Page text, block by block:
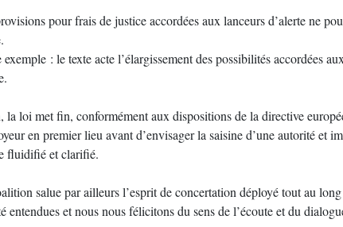
pour frais de justice accordées aux lanceurs d’alerte ne
: le texte acte l’élargissement des possibilités accordées
la loi met fin, conformément aux dispositions de la directive
en premier lieu avant d’envisager la saisine d’une autorité et
fluidifié et clarifié.
salue par ailleurs l’esprit de concertation déployé tout au
entendues et nous nous félicitons du sens de l’écoute et du